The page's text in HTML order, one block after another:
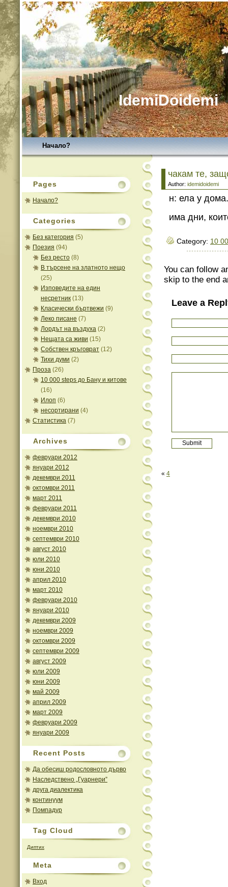
IdemiDoidemi
Начало?
Pages
Начало?
Categories
Без категория (5)
Поезия (94)
Без ресто (8)
В търсене на златното нещо
(25)
Изповедите на един
несретник (13)
Класически бъртвежи (9)
Леко писане (7)
Лордът на въздуха (2)
Нещата са живи (15)
Собствен кръговрат (12)
Тихи думи (2)
Проза (26)
10 000 steps до Бану и китове
(16)
Илоп (6)
несортирани (4)
Статистика (7)
Archives
февруари 2012
януари 2012
декември 2011
октомври 2011
март 2011
февруари 2011
декември 2010
ноември 2010
септември 2010
август 2010
юли 2010
юни 2010
април 2010
март 2010
февруари 2010
януари 2010
декември 2009
ноември 2009
октомври 2009
септември 2009
август 2009
юли 2009
юни 2009
май 2009
април 2009
март 2009
февруари 2009
януари 2009
Recent Posts
Да обесиш родословното дърво
Наследствено „Гуарнери”
друга диалектика
континуум
Помпадур
Tag Cloud
Диптих
Meta
Вход
чакам те,
Author: idemidoidemi
н: ела у дома.
има дни,
Category: 10
You can follow
skip to the end
Leave a
« 4